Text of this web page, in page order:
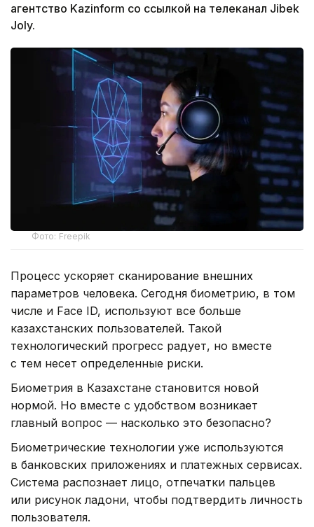
агентство Kazinform со ссылкой на телеканал Jibek
Joly.
Фото: Freepik
Процесс ускоряет сканирование внешних
параметров человека. Сегодня биометрию, в том
числе и Face ID, используют все больше
казахстанских пользователей. Такой
технологический прогресс радует, но вместе
с тем несет определенные риски.
Биометрия в Казахстане становится новой
нормой. Но вместе с удобством возникает
главный вопрос — насколько это безопасно?
Биометрические технологии уже используются
в банковских приложениях и платежных сервисах.
Система распознает лицо, отпечатки пальцев
или рисунок ладони, чтобы подтвердить личность
пользователя.